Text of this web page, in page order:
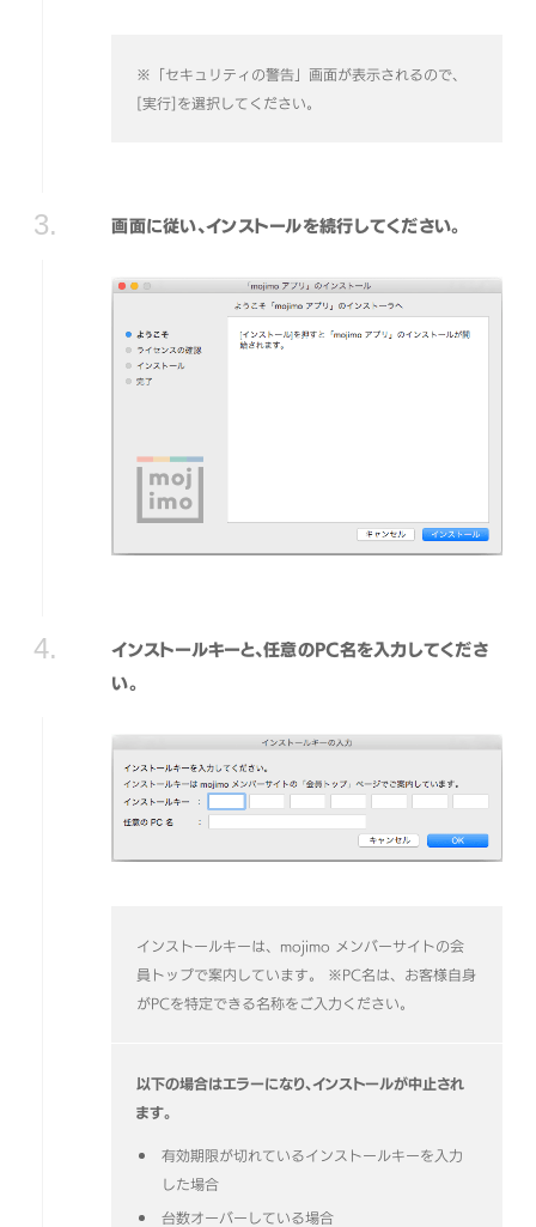
※「セキュリティの警告」画面が表示されるので、
[実行]を選択してください。
画面に従い、インストールを続行してください。
インストールキーと、任意のPC名を入力してくださ
い。
インストールキーは、mojimo メンバーサイトの会
員トップで案内しています。
※PC名は、お客様自身
がPCを特定できる名称をご入力ください。
以下の場合はエラーになり、インストールが中止され
ます。
有効期限が切れているインストールキーを入力
した場合
台数オーバーしている場合